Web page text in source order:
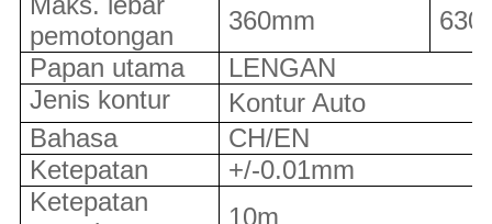
pemotongan
360mm
Papan utama
LENGAN
Jenis kontur
Kontur Auto
Bahasa
CH/EN
Ketepatan
+/-0.01mm
Ketepatan
10m